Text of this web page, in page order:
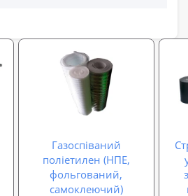
Газоспіваний
поліетилен (НПЕ,
фольгований,
самоклеючий)